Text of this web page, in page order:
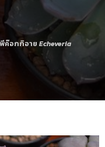
ค๊อกกิอาย Echeveria